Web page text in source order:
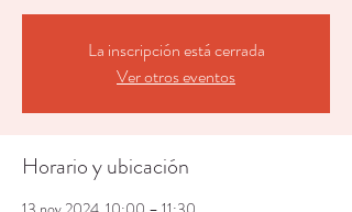
La inscripción está cerrada
Ver otros eventos
Horario y ubicación